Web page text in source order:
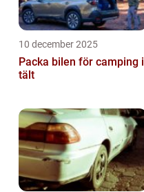
10 december 2025
Packa bilen för camping i
tält